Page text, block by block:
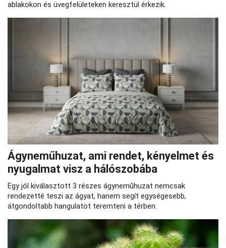
ablakokon és üvegfelületeken keresztül érkezik.
Ágyneműhuzat, ami rendet, kényelmet és
nyugalmat visz a hálószobába
Egy jól kiválasztott 3 részes ágyneműhuzat nemcsak
rendezetté teszi az ágyat, hanem segít egységesebb,
átgondoltabb hangulatot teremteni a térben.